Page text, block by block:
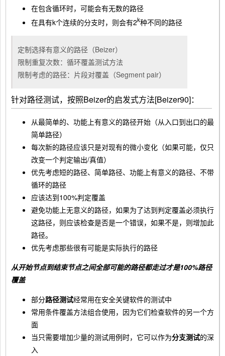
在包含循环时，可能会有无数的路径
在具有k个连续的分支时，则会有2k种不同的路径
定制选择有意义的路径（Beizer）
限制重复次数：循环覆盖测试方法
限制考虑的路径：片段对覆盖（Segment pair）
针对路径测试，按照Beizer的启发式方法[Beizer90]：
从最简单的、功能上有意义的路径开始（从入口到出口的最
简单路径）
每次新的路径应该只是对现有的微小变化（如果可能，仅只
改变一个判定输出/真值）
优先考虑短的路径、简单路径、功能上有意义的路径、不带
循环的路径
应该达到100%判定覆盖
避免功能上无意义的路径，如果为了达到判定覆盖必须执行
这路径，则应该检查是否是一个错误，如果不是，则增加此
路径。
优先考虑那些很有可能是实际执行的路径
从开始节点到结束节点之间全部可能的路径都走过才是100%路径
覆盖
部分路径测试经常用在安全关键软件的测试中
常用条件覆盖方法组合使用，因为它们检查软件的另一个方
面
当只需要增加少量的测试用例时，它可以作为分支测试的深
入